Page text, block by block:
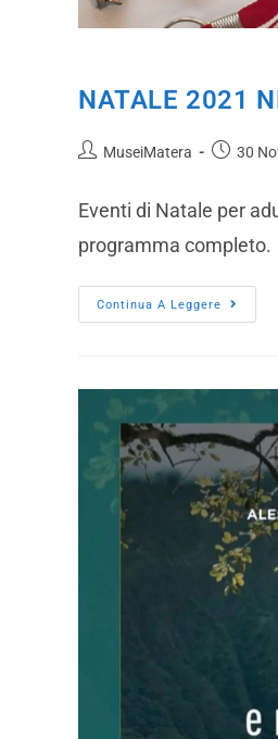
NATALE 2021
MuseiMatera 30
Eventi di Natale per
programma completo.
Continua A Leggere